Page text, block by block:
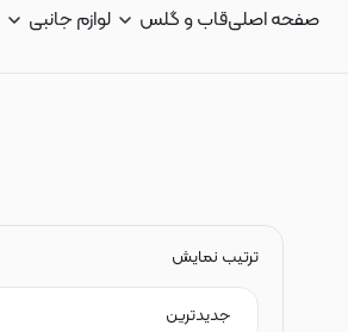
صفحه اصلیقاب و گلس لوازم جانبی
ترتیب نمایش
جدیدترین